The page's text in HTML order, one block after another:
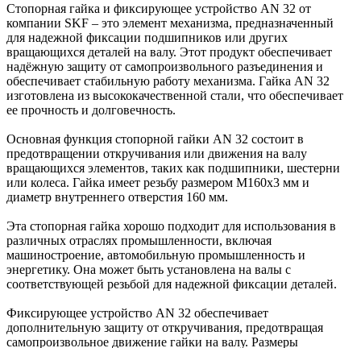
Стопорная гайка и фиксирующее устройство AN 32 от
компании SKF – это элемент механизма, предназначенный
для надежной фиксации подшипников или других
вращающихся деталей на валу. Этот продукт обеспечивает
надёжную защиту от самопроизвольного разъединения и
обеспечивает стабильную работу механизма. Гайка AN 32
изготовлена из высококачественной стали, что обеспечивает
ее прочность и долговечность.
Основная функция стопорной гайки AN 32 состоит в
предотвращении откручивания или движения на валу
вращающихся элементов, таких как подшипники, шестерни
или колеса. Гайка имеет резьбу размером M160x3 мм и
диаметр внутреннего отверстия 160 мм.
Эта стопорная гайка хорошо подходит для использования в
различных отраслях промышленности, включая
машиностроение, автомобильную промышленность и
энергетику. Она может быть установлена на валы с
соответствующей резьбой для надежной фиксации деталей.
Фиксирующее устройство AN 32 обеспечивает
дополнительную защиту от откручивания, предотвращая
самопроизвольное движение гайки на валу. Размеры